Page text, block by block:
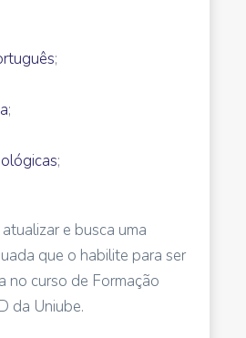
;
;
;
e busca uma
que o habilite para ser
no curso de Formação
da Uniube.